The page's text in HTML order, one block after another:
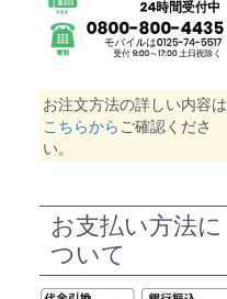
お注文方法の詳しい内容は
こちらから ご確認くださ
い。
お支払い方法に
ついて